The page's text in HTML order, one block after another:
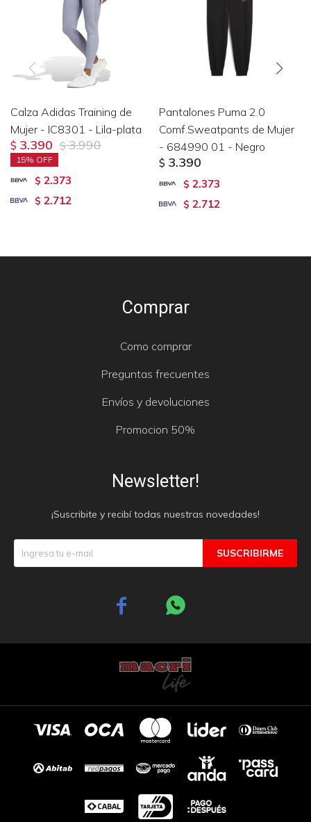
Calza Adidas Training de
Mujer - IC8301 - Lila-plata
$ 3.390 $ 3.990
15
$ 2.373
$ 2.712
Pantalones Puma 2.0
Comf.Sweatpants de Mujer
- 684990 01 - Negro
$ 3.390
$ 2.373
$ 2.712
Comprar
Como comprar
Preguntas frecuentes
Envíos y devoluciones
Promocion 50%
Newsletter!
¡Suscribite y recibí todas nuestras novedades!
SUSCRIBIRME
 